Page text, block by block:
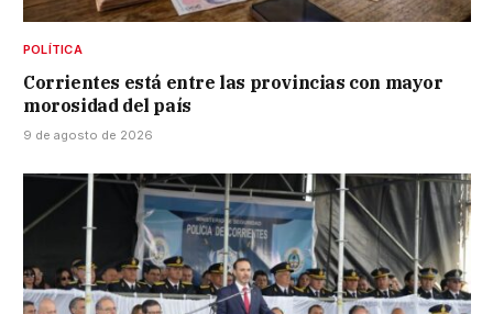
POLÍTICA
Corrientes está entre las provincias con mayor
morosidad del país
9 de agosto de 2026